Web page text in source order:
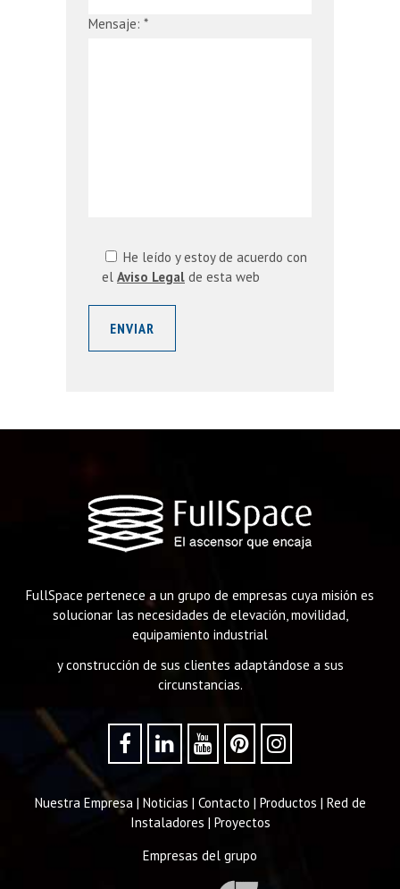
Mensaje: *
He leído y estoy de acuerdo con
el Aviso Legal de esta web
FullSpace pertenece a un grupo de empresas cuya misión es
solucionar las necesidades de elevación, movilidad,
equipamiento industrial
y construcción de sus clientes adaptándose a sus
circunstancias.
Nuestra Empresa| Noticias | Contacto | Productos | Red de
Instaladores | Proyectos
Empresas del grupo